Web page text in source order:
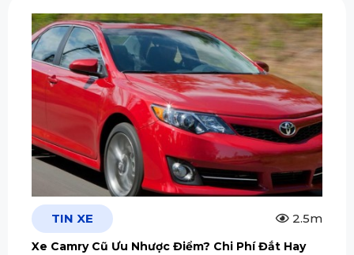
TIN XE 2.5m
Xe Camry Cũ Ưu Nhược Điểm? Chi Phí Đắt Hay